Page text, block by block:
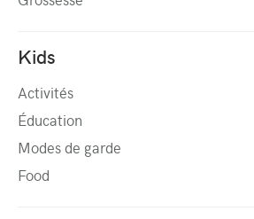
Kids
Activités
Éducation
Modes de garde
Food